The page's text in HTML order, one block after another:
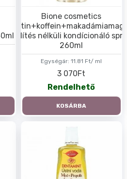
Egységár: 11.81 Ft/ ml
Bione cosmetics
öblítés nélküli kondícionáló
260ml
3 070Ft
Rendelhető
KOSÁRBA